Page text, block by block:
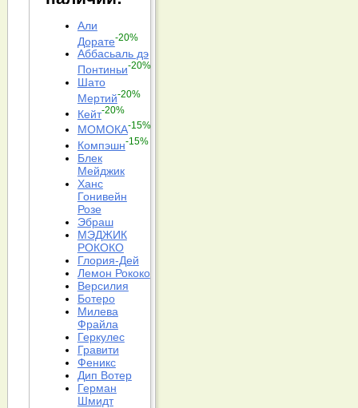
Али
Дорате-20%
Аббасьаль дэ
Понтиньи-20%
Шато
Мертий-20%
Кейт-20%
МОМОКА-15%
Компэшн-15%
Блек
Мейджик
Ханс
Гонивейн
Розе
Эбраш
МЭДЖИК
РОКОКО
Глория-Дей
Лемон Рококо
Версилия
Ботеро
Милева
Фрайла
Геркулес
Гравити
Феникс
Дип Вотер
Герман
Шмидт